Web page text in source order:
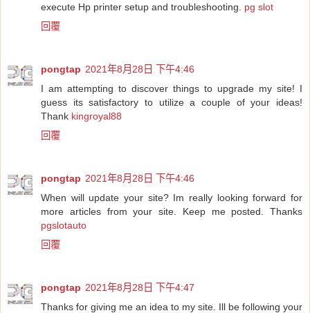
execute Hp printer setup and troubleshooting. pg slot
回覆
pongtap 2021年8月28日 下午4:46
I am attempting to discover things to upgrade my site! I
guess its satisfactory to utilize a couple of your ideas!
Thank kingroyal88
回覆
pongtap 2021年8月28日 下午4:46
When will update your site? Im really looking forward for
more articles from your site. Keep me posted. Thanks
pgslotauto
回覆
pongtap 2021年8月28日 下午4:47
Thanks for giving me an idea to my site. Ill be following your